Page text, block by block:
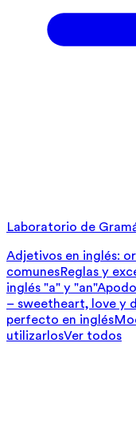
Laboratorio de
Adjetivos en inglés:
comunesReglas y
inglés "a" y "an"
– sweetheart, love y
perfecto en inglés
utilizarlosVer todos